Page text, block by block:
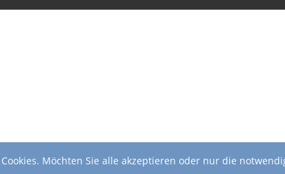
Möchten Sie alle akzeptieren oder nur die